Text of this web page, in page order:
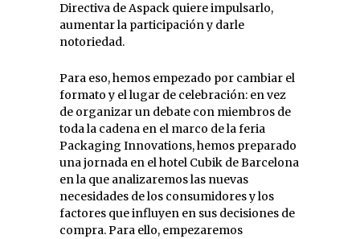
Directiva de Aspack quiere impulsarlo,
aumentar la participación y darle
notoriedad.
Para eso, hemos empezado por cambiar el
formato y el lugar de celebración: en vez
de organizar un debate con miembros de
toda la cadena en el marco de la feria
Packaging Innovations, hemos preparado
una jornada en el hotel Cubik de Barcelona
en la que analizaremos las nuevas
necesidades de los consumidores y los
factores que influyen en sus decisiones de
compra. Para ello, empezaremos